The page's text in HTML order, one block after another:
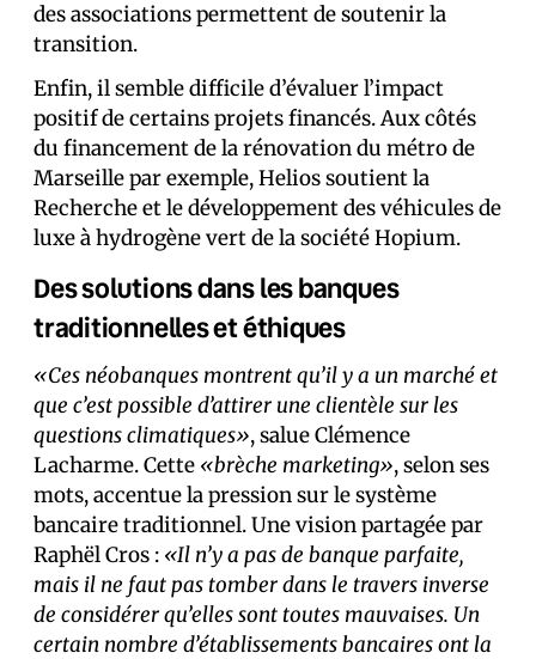
des associations permettent de soutenir la
transition.
Enfin, il semble difficile d’évaluer l’impact
positif de certains projets financés. Aux côtés
du financement de la rénovation du métro de
Marseille par exemple, Helios soutient la
Recherche et le développement des véhicules de
luxe à hydrogène vert de la société Hopium.
Des solutions dans les banques
traditionnelles et éthiques
«Ces néobanques montrent qu’il y a un marché et
que c’est possible d’attirer une clientèle sur les
questions climatiques», salue Clémence
Lacharme. Cette «brèche marketing», selon ses
mots, accentue la pression sur le système
bancaire traditionnel. Une vision partagée par
Raphël Cros : «Il n’y a pas de banque parfaite,
mais il ne faut pas tomber dans le travers inverse
de considérer qu’elles sont toutes mauvaises. Un
certain nombre d’établissements bancaires ont la